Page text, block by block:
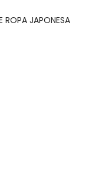
ROPA JAPONESA